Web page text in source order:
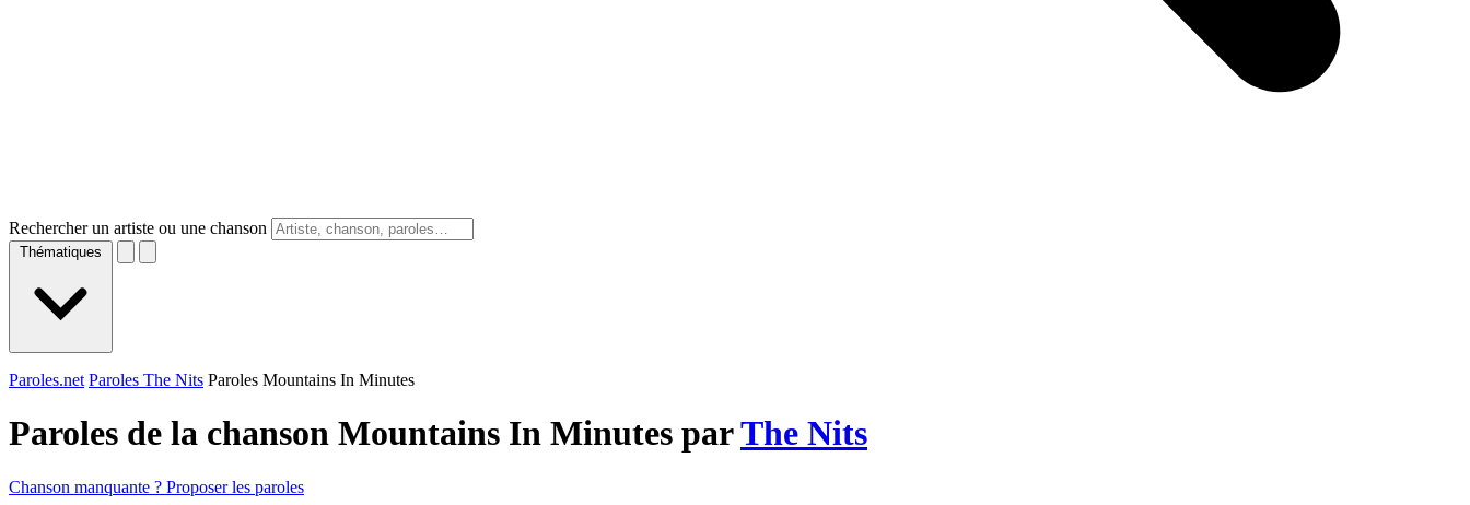
Rechercher un artiste ou une chanson
Thématiques
Paroles.net Paroles The Nits Paroles Mountains In Minutes
Paroles de la chanson Mountains In Minutes parThe Nits
Chanson manquante ? Proposer les paroles